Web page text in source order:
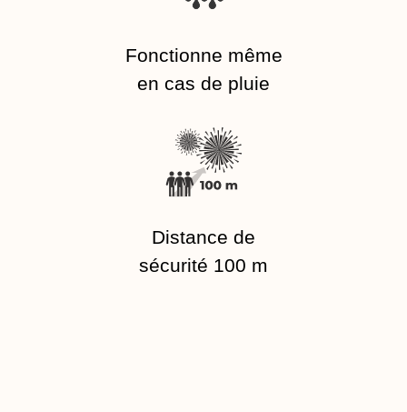
Fonctionne même
en cas de pluie
Distance de
sécurité 100 m